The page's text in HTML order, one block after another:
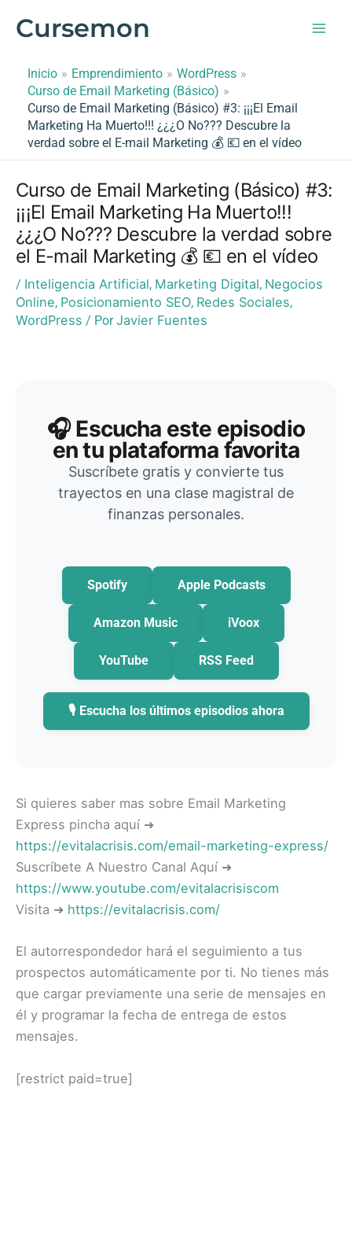
Cursemon
Inicio Emprendimiento
WordPress
Curso de Email Marketing (Básico)
Curso de Email Marketing (Básico) #3: ¡¡¡El Email
Marketing Ha Muerto!!! ¿¿¿O No??? Descubre la
verdad sobre el E-mail Marketing 💰 💶 en el vídeo
Curso de Email Marketing (Básico) #3:
¡¡¡El Email Marketing Ha Muerto!!!
¿¿¿O No??? Descubre la verdad sobre
el E-mail Marketing 💰 💶 en el vídeo
/ Inteligencia Artificial, Marketing Digital, Negocios
Online, Posicionamiento SEO, Redes Sociales,
WordPress / PorJavier Fuentes
🎧 Escucha este episodio
en tu plataforma favorita
Suscríbete gratis y convierte tus
trayectos en una clase magistral de
finanzas personales.
Spotify Apple Podcasts
Amazon Music iVoox
YouTube RSS Feed
🎙️ Escucha los últimos episodios ahora
Si quieres saber mas sobre Email Marketing
Express pincha aquí ➜
https://evitalacrisis.com/email-marketing-express/
Suscríbete A Nuestro Canal Aquí ➜
https://www.youtube.com/evitalacrisiscom
Visita ➜ https://evitalacrisis.com/
El autorrespondedor hará el seguimiento a tus
prospectos automáticamente por ti. No tienes más
que cargar previamente una serie de mensajes en
él y programar la fecha de entrega de estos
mensajes.
[restrict paid=true]